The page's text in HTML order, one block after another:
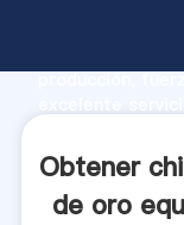
producción,
el valor y aporta
Obtener
de oro